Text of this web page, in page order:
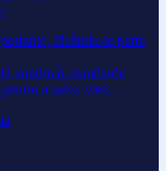
făcându-le parte
continuă, standarde
a salva vieți.